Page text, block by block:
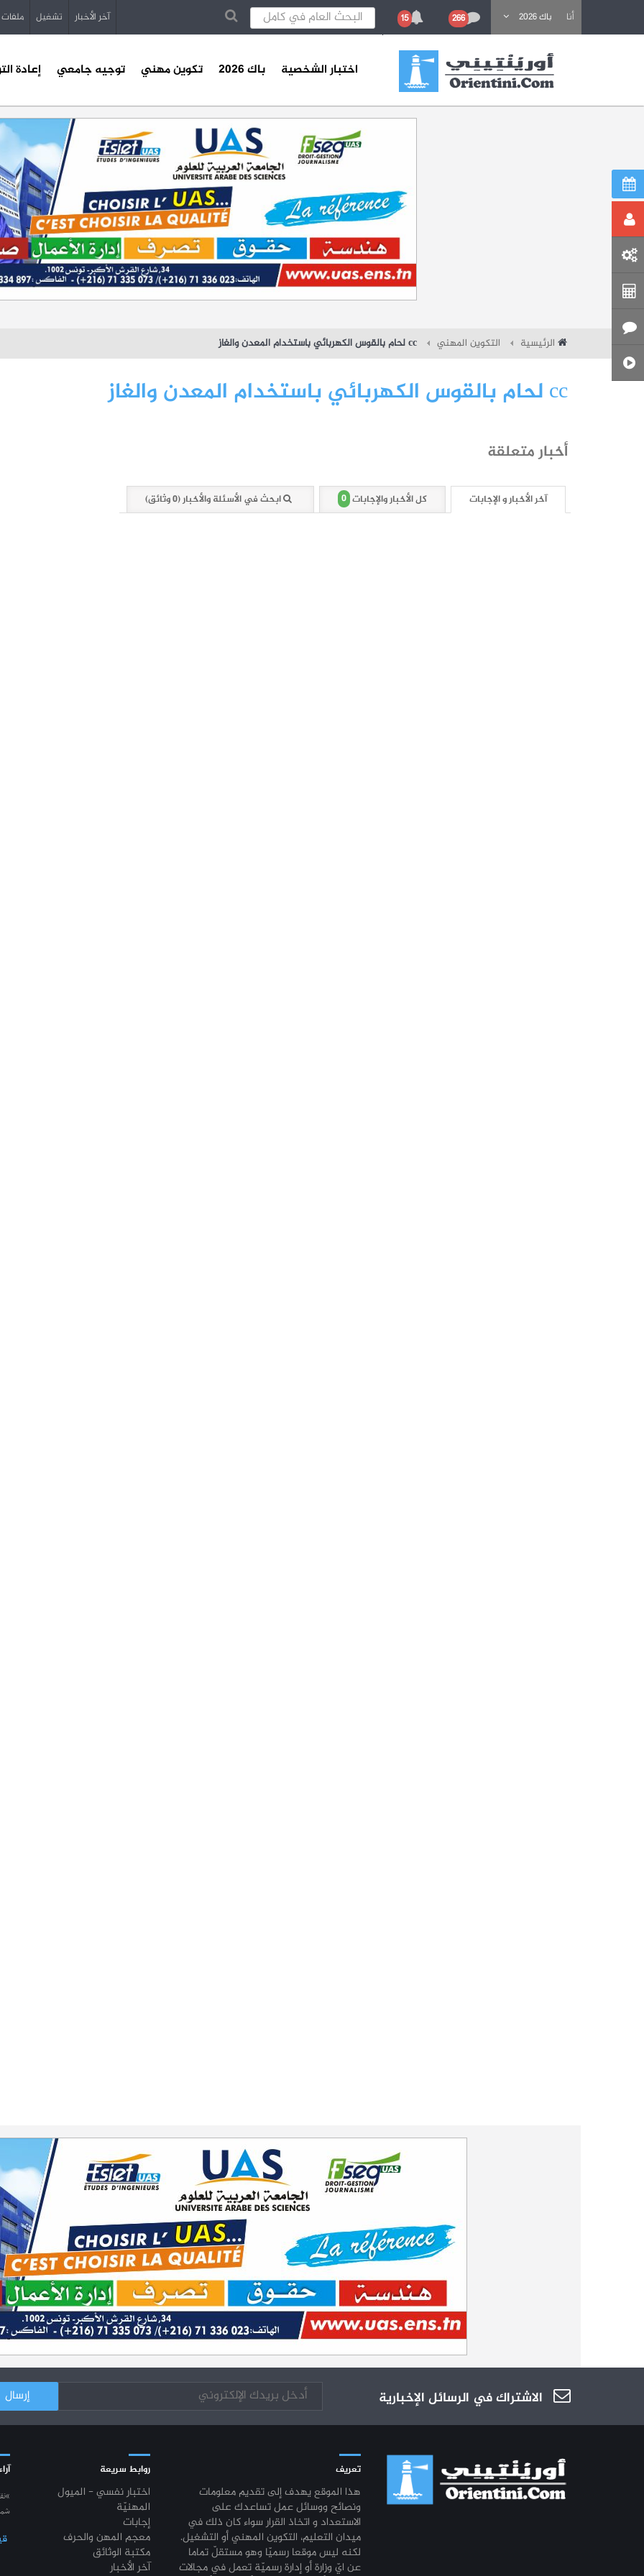
أنا باك 2026
باحث عن تكوين
266
15 آخر الأخبار تشغيل ملفات
اختبار الشخصية باك 2026 تكوين مهني توجيه جامعي إعادة
الرئيسية التكوين المهني cc لحام بالقوس الكهربائي باستخدام المعدن والغاز
cc لحام بالقوس الكهربائي باستخدام المعدن والغاز
أخبار متعلقة
آخر الأخبار و الإجابات كل الأخبار والإجابات 0 ابحث في الأسئلة والأخبار (0 وثائق)
الاشتراك في الرسائل الإخبارية
تعريف
هذا الموقع يهدف إلى تقديم معلومات
ونصائح ووسائل عمل تساعدك على
الاستعداد و اتخاذ القرار سواء كان ذلك في
ميدان التعليم، التكوين المهني أو التشغيل.
لكنه ليس موقعا رسميّا وهو مستقلّ تماما
عن ايّ وزارة أو إدارة رسميّة تعمل في مجالات
روابط سريعة
اختبار نفسي - الميول
المهنيّة
إجابات
معجم المهن والحرف
مكتبة الوثائق
آخر الأخبار